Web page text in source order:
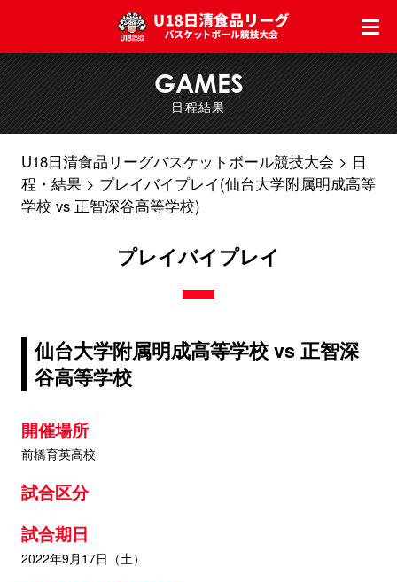
GAMES
日程結果
U18日清食品リーグバスケットボール競技大会
日
程・結果
プレイバイプレイ(仙台大学附属明成高等
学校 vs 正智深谷高等学校)
プレイバイプレイ
仙台大学附属明成高等学校 vs 正智深
谷高等学校
開催場所
前橋育英高校
試合区分
試合期日
2022年9月17日（土）